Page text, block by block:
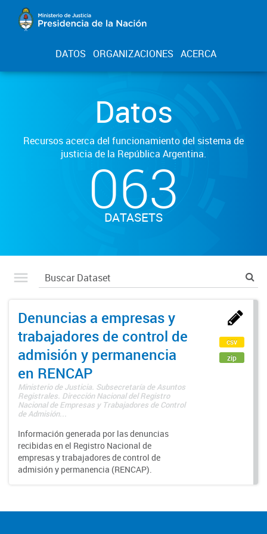
DATOS ORGANIZACIONES ACERCA
Datos
Recursos acerca del funcionamiento del sistema de
justicia de la República Argentina.
063
DATASETS
Denuncias a empresas y
trabajadores de control de
admisión y permanencia
en RENCAP
Ministerio de Justicia. Subsecretaría de Asuntos
Registrales. Dirección Nacional del Registro
Nacional de Empresas y Trabajadores de Control
de Admisión...
Información generada por las denuncias
recibidas en el Registro Nacional de
empresas y trabajadores de control de
admisión y permanencia (RENCAP).
csv
zip